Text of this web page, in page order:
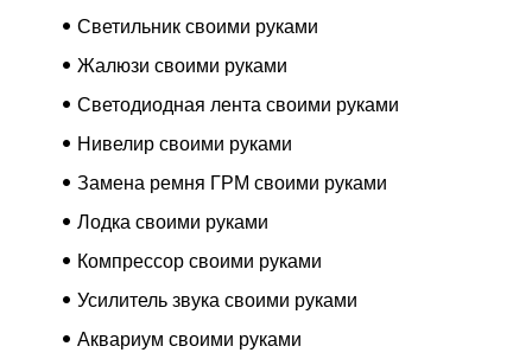
Светильник своими руками
Жалюзи своими руками
Светодиодная лента своими руками
Нивелир своими руками
Замена ремня ГРМ своими руками
Лодка своими руками
Компрессор своими руками
Усилитель звука своими руками
Аквариум своими руками